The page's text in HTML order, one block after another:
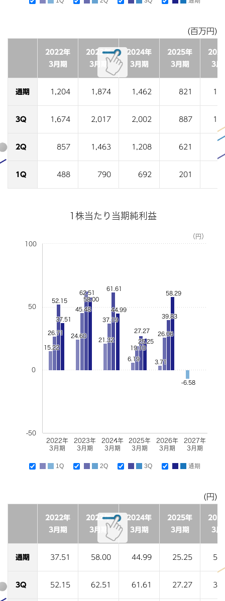
(百万円)
2022年
3月期
2023年
3月期
2024年
3月期
2025年
3月期
3月
通期 1,204 1,874 1,462 821
3Q 1,674 2,017 2,002 887
2Q 857 1,463 1,208 621
1Q 488 790 692 201
1株当たり当期純利益
2022年
3月期
2023年
3月期
2024年
3月期
2025年
3月期
2026年
3月期
2027年
3月期
-50
0
50
100
（円）
15.22
24.60
21.32
6.19
3.71
-6.58
26.71
45.48
37.19
19.10
26.06
52.15
62.51
61.61
27.27
39.83
37.51
58.00
44.99
25.25
58.29
1Q 2Q 3Q 通期
(円)
2022年
3月期
2023年
3月期
2024年
3月期
2025年
3月期
3月
通期 37.51 58.00 44.99 25.25
3Q 52.15 62.51 61.61 27.27